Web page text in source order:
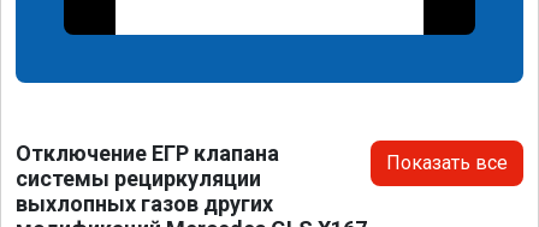
Отключение ЕГР клапана
системы рециркуляции
выхлопных газов других
Показать все